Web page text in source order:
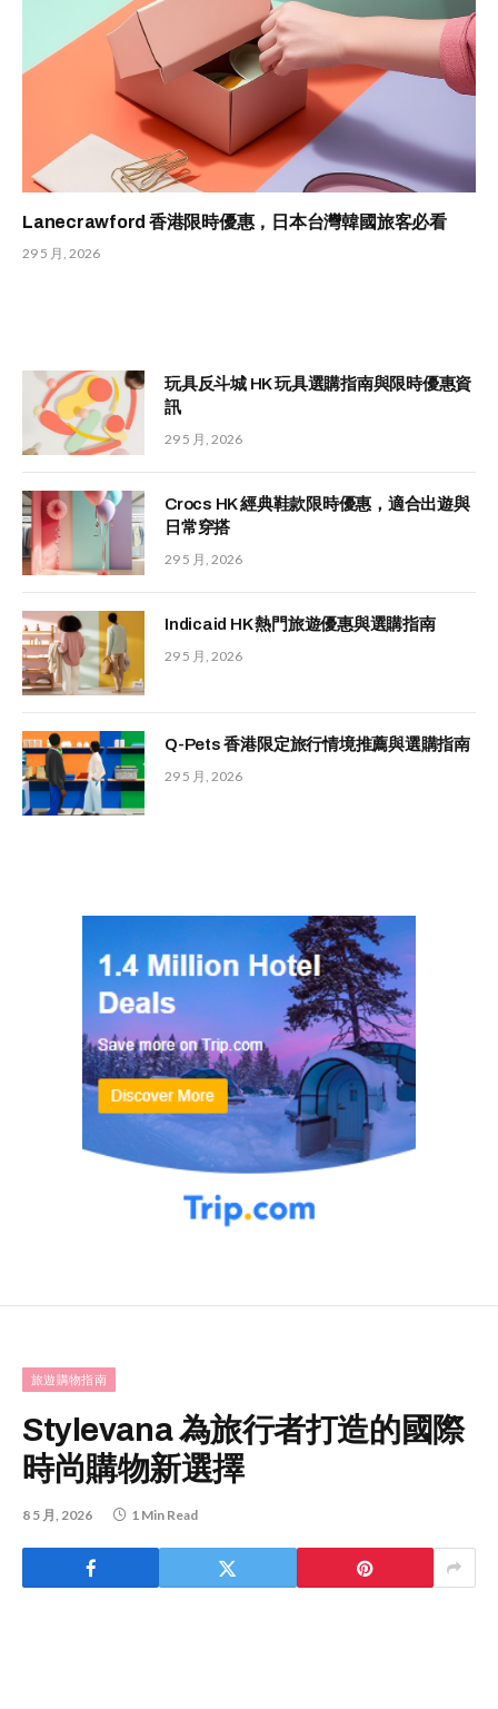
Lanecrawford 香港限時優惠，日本台灣韓國旅客必看
29 5 月, 2026
玩具反斗城 HK 玩具選購指南與限時優惠資
訊
29 5 月, 2026
Crocs HK 經典鞋款限時優惠，適合出遊與
日常穿搭
29 5 月, 2026
Indicaid HK 熱門旅遊優惠與選購指南
29 5 月, 2026
Q-Pets 香港限定旅行情境推薦與選購指南
29 5 月, 2026
旅遊購物指南
Stylevana 為旅行者打造的國際
時尚購物新選擇
8 5 月, 2026 1 Min Read